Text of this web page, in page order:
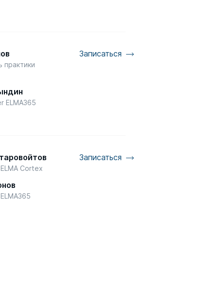
практики
ELMA365
Записаться
Cortex
Записаться